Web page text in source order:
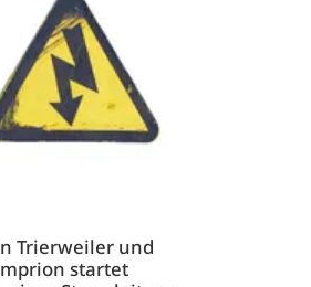
Trierweiler und
startet